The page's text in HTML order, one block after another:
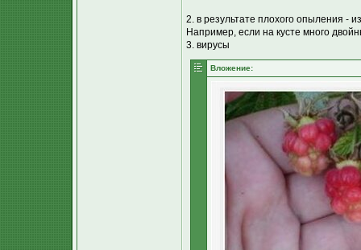
2. в результате плохого опыления -
Например, если на кусте много
3. вирусы
Вложение: